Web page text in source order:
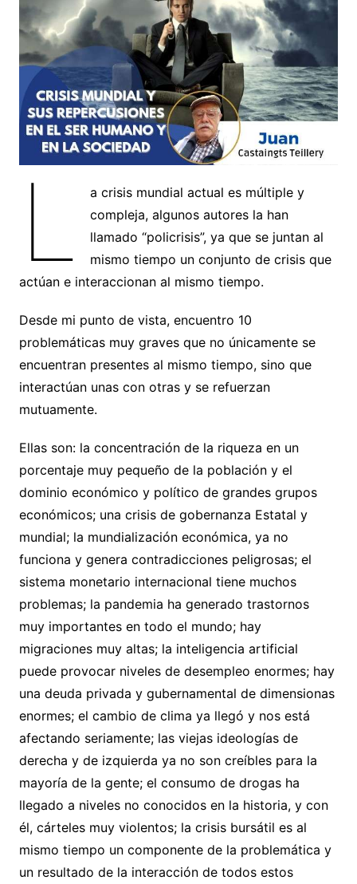
L
a crisis mundial actual es múltiple y
compleja, algunos autores la han
llamado “policrisis”, ya que se juntan al
mismo tiempo un conjunto de crisis que
actúan e interaccionan al mismo tiempo.
Desde mi punto de vista, encuentro 10
problemáticas muy graves que no únicamente se
encuentran presentes al mismo tiempo, sino que
interactúan unas con otras y se refuerzan
mutuamente.
Ellas son: la concentración de la riqueza en un
porcentaje muy pequeño de la población y el
dominio económico y político de grandes grupos
económicos; una crisis de gobernanza Estatal y
mundial; la mundialización económica, ya no
funciona y genera contradicciones peligrosas; el
sistema monetario internacional tiene muchos
problemas; la pandemia ha generado trastornos
muy importantes en todo el mundo; hay
migraciones muy altas; la inteligencia artificial
puede provocar niveles de desempleo enormes; hay
una deuda privada y gubernamental de dimensionas
enormes; el cambio de clima ya llegó y nos está
afectando seriamente; las viejas ideologías de
derecha y de izquierda ya no son creíbles para la
mayoría de la gente; el consumo de drogas ha
llegado a niveles no conocidos en la historia, y con
él, cárteles muy violentos; la crisis bursátil es al
mismo tiempo un componente de la problemática y
un resultado de la interacción de todos estos